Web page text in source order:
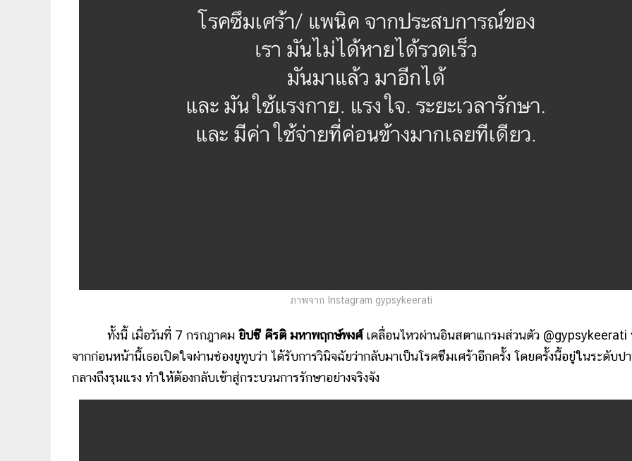
ภาพจาก Instagram gypsykeerati
ทั้งนี้ เมื่อวันที่ 7 กรกฎาคม ยิปซี คีรติ มหาพฤกษ์พงศ์ เคลื่อนไหวผ่านอินสตาแกรมส่วนตัว @gypsykeerati
จากก่อนหน้านี้เธอเปิดใจผ่านช่องยูทูบว่า ได้รับการวินิจฉัยว่ากลับมาเป็นโรคซึมเศร้าอีกครั้ง โดยครั้งนี้อยู่ในระดับป
กลางถึงรุนแรง ทำให้ต้องกลับเข้าสู่กระบวนการรักษาอย่างจริงจัง